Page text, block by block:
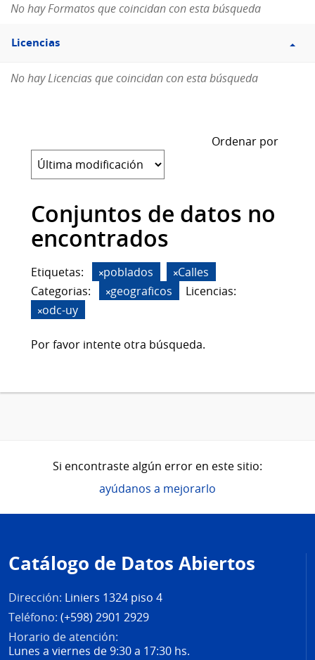
No hay Formatos que coincidan con esta búsqueda
Filtro
Licencias
Licencias
No hay Licencias que coincidan con esta búsqueda
Ordenar por
Conjuntos de datos no
encontrados
Etiquetas: poblados
Calles
Categorias:
geograficos
Licencias:
odc-uy
Por favor intente otra búsqueda.
Si encontraste algún error en este sitio:
ayúdanos a mejorarlo
de
página
Catálogo de Datos Abiertos
Dirección: Liniers 1324 piso 4
Teléfono: (+598) 2901 2929
Horario de atención:
Lunes a viernes de 9:30 a 17:30 hs.